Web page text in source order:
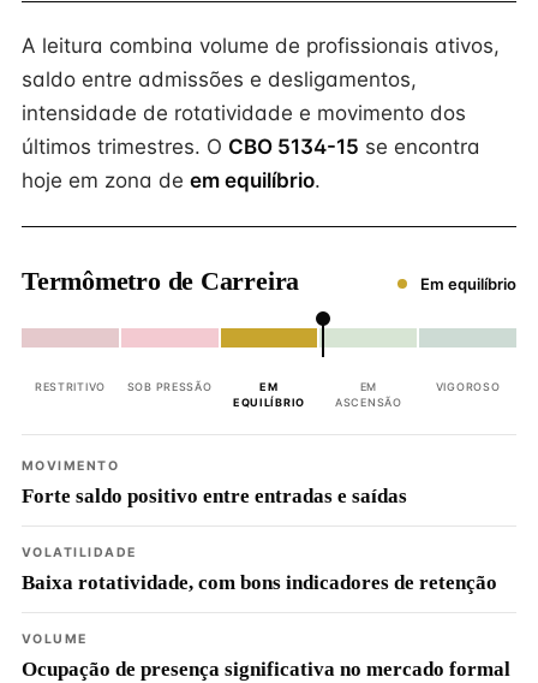
A leitura combina volume de profissionais ativos,
saldo entre admissões e desligamentos,
intensidade de rotatividade e movimento dos
últimos trimestres. O CBO 5134-15 se encontra
hoje em zona de em equilíbrio.
Termômetro de Carreira Em equilíbrio
RESTRITIVO SOB PRESSÃO
EM
EQUILÍBRIO
EM
ASCENSÃO
VIGOROSO
MOVIMENTO
Forte saldo positivo entre entradas e saídas
VOLATILIDADE
Baixa rotatividade, com bons indicadores de retenção
VOLUME
Ocupação de presença significativa no mercado formal